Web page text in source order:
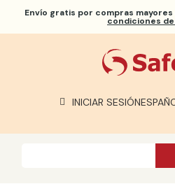
Envío gratis por compras mayores
condiciones
INICIAR SESIÓN